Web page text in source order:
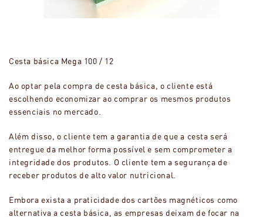
Cesta básica Mega 100 / 12
Ao optar pela compra de cesta básica, o cliente está
escolhendo economizar ao comprar os mesmos produtos
essenciais no mercado.
Além disso, o cliente tem a garantia de que a cesta será
entregue da melhor forma possível e sem comprometer a
integridade dos produtos. O cliente tem a segurança de
receber produtos de alto valor nutricional.
Embora exista a praticidade dos cartões magnéticos como
alternativa a cesta básica, as empresas deixam de focar na